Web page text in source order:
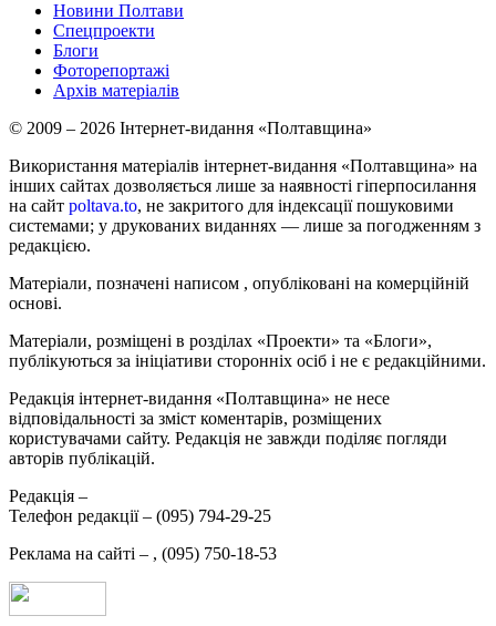
Новини Полтави
Спецпроекти
Блоги
Фоторепортажі
Архів матеріалів
© 2009 – 2026 Інтернет-видання «Полтавщина»
Використання матеріалів інтернет-видання «Полтавщина» на
інших сайтах дозволяється лише за наявності гіперпосилання
на сайт poltava.to, не закритого для індексації пошуковими
системами; у друкованих виданнях — лише за погодженням з
редакцією.
Матеріали, позначені написом , опубліковані на комерційній
основі.
Матеріали, розміщені в розділах «Проекти» та «Блоги»,
публікуються за ініціативи сторонніх осіб і не є редакційними.
Редакція інтернет-видання «Полтавщина» не несе
відповідальності за зміст коментарів, розміщених
користувачами сайту. Редакція не завжди поділяє погляди
авторів публікацій.
Редакція –
Телефон редакції – (095) 794-29-25
Реклама на сайті – , (095) 750-18-53